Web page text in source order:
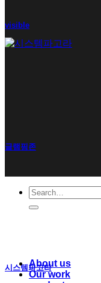
visible
글램핑존
시스템파고라
Search
for:
About us
Our work